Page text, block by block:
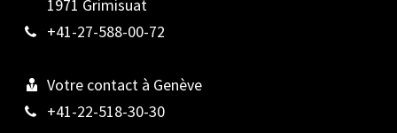
1971 Grimisuat
+41-27-588-00-72
Votre contact à Genève
+41-22-518-30-30